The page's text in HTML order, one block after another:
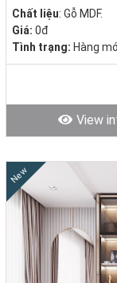
Chất liệu: Gỗ MDF.
Giá: 0đ
Tình trạng: Hàng
View
New